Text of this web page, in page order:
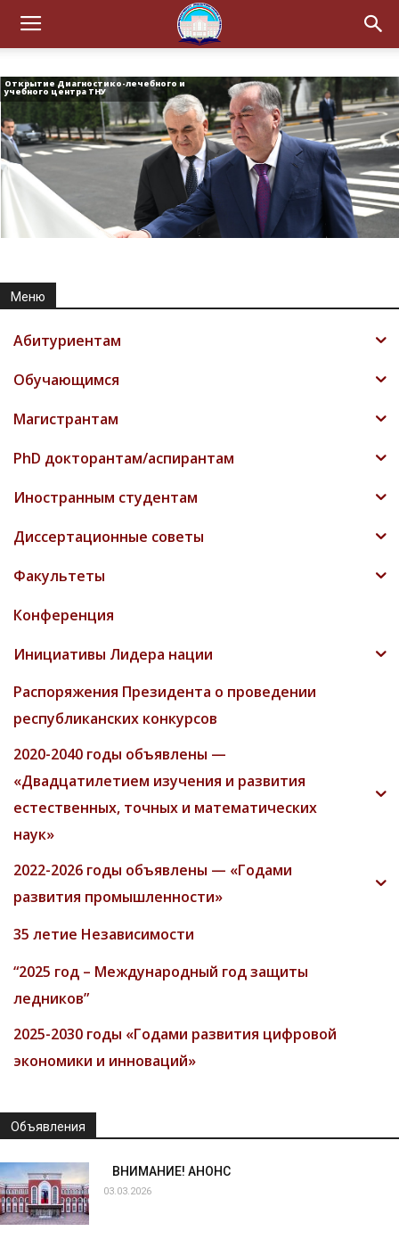
Открытие Диагностико-лечебного и
учебного центра ТНУ
Меню
Абитуриентам
Обучающимся
Магистрантам
PhD докторантам/аспирантам
Иностранным студентам
Диссертационные советы
Факультеты
Конференция
Инициативы Лидера нации
Распоряжения Президента о проведении
республиканских конкурсов
2020-2040 годы объявлены —
«Двадцатилетием изучения и развития
естественных, точных и математических
наук»
2022-2026 годы объявлены — «Годами
развития промышленности»
35 летие Независимости
“2025 год – Международный год защиты
ледников”
2025-2030 годы «Годами развития цифровой
экономики и инноваций»
Объявления
ВНИМАНИЕ! АНОНС
03.03.2026